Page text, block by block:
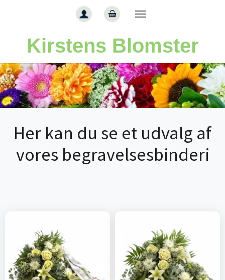
Kirstens Blomster
Her kan du se et udvalg af
vores begravelsesbinderi